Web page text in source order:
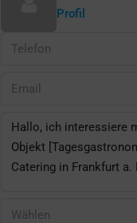
Profil
Wählen